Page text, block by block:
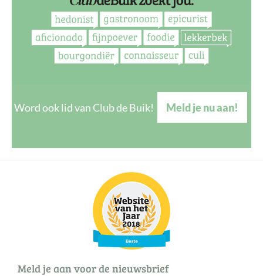
Word ook lid van Club de Buik! Meld je nu aan!
Meld je aan voor de nieuwsbrief